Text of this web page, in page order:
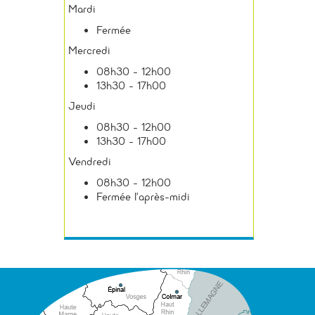
Mardi
Fermée
Mercredi
08h30 - 12h00
13h30 - 17h00
Jeudi
08h30 - 12h00
13h30 - 17h00
Vendredi
08h30 - 12h00
Fermée l’après-midi